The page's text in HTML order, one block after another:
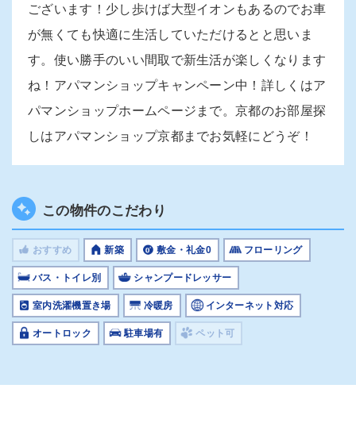
ございます！少し歩けば大型イオンもあるのでお車
が無くても快適に生活していただけるとと思いま
す。使い勝手のいい間取で新生活が楽しくなります
ね！アパマンショップキャンペーン中！詳しくはア
パマンショップホームページまで。京都のお部屋探
しはアパマンショップ京都までお気軽にどうぞ！
この物件のこだわり
おすすめ 新築 敷金・礼金0 フローリング
バス・トイレ別 シャンプードレッサー
室内洗濯機置き場 冷暖房 インターネット対応
オートロック 駐車場有 ペット可